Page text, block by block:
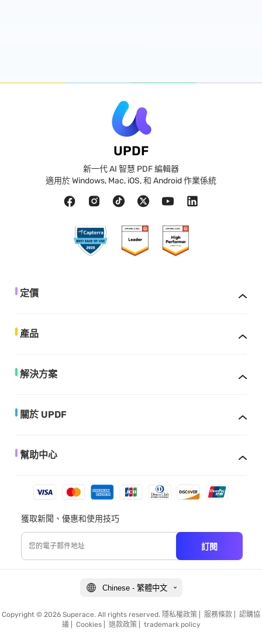
UPDF
新一代 AI 智慧 PDF 編輯器
適用於 Windows, Mac, iOS, 和 Android 作業係統
定價
產品
解決方案
關於 UPDF
幫助中心
獲取新聞、優惠和使用技巧
訂閱
Chinese - 繁體中文
Copyright © 2026 Superace. All rights reserved. 隱私權政策 服務條款
認購協
議| Cookies| 退款政策| trademark policy